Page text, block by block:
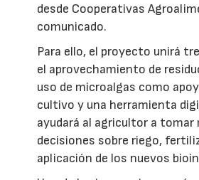
desde Cooperativas
comunicado.
Para ello, el proyecto unirá
el aprovechamiento de
uso de microalgas como
cultivo y una herramienta
ayudará al agricultor a tomar
decisiones sobre riego,
aplicación de los nuevos